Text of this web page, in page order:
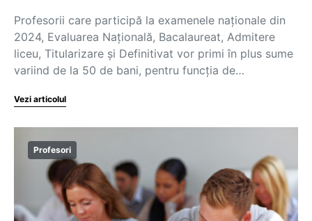
Profesorii care participă la examenele naționale din
2024, Evaluarea Națională, Bacalaureat, Admitere
liceu, Titularizare și Definitivat vor primi în plus sume
variind de la 50 de bani, pentru funcția de…
Vezi articolul
Profesori